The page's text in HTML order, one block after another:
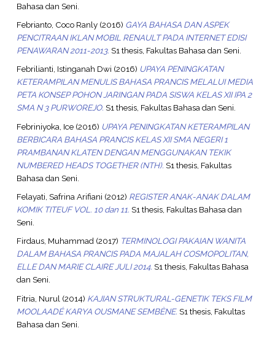
Bahasa dan Seni.
Febrianto, Coco Ranly(2016) GAYA BAHASA DAN ASPEK
PENCITRAAN IKLAN MOBIL RENAULT PADA INTERNET EDISI
PENAWARAN 2011-2013. S1 thesis, Fakultas Bahasa dan Seni.
Febrilianti, Istinganah Dwi (2016) UPAYA PENINGKATAN
KETERAMPILAN MENULIS BAHASA PRANCIS MELALUI MEDIA
PETA KONSEP POHON JARINGAN PADA SISWA KELAS XII IPA 2
SMA N 3 PURWOREJO. S1 thesis, Fakultas Bahasa dan Seni.
Febriniyoka, Ice(2016) UPAYA PENINGKATAN KETERAMPILAN
BERBICARA BAHASA PRANCIS KELAS XII SMA NEGERI 1
PRAMBANAN KLATEN DENGAN MENGGUNAKAN TEKIK
NUMBERED HEADS TOGETHER (NTH). S1 thesis, Fakultas
Bahasa dan Seni.
Felayati, Safrina Arifiani (2012) REGISTER ANAK-ANAK DALAM
KOMIK TITEUF VOL. 10 dan 11. S1 thesis, Fakultas Bahasa dan
Seni.
Firdaus, Muhammad(2017) TERMINOLOGI PAKAIAN WANITA
DALAM BAHASA PRANCIS PADA MAJALAH COSMOPOLITAN,
ELLE DAN MARIE CLAIRE JULI 2014. S1 thesis, Fakultas Bahasa
dan Seni.
Fitria, Nurul (2014) KAJIAN STRUKTURAL-GENETIK TEKS FILM
MOOLAADÉ KARYA OUSMANE SEMBÈNE. S1 thesis, Fakultas
Bahasa dan Seni.